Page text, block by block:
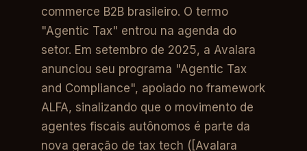
commerce B2B brasileiro. O termo
"Agentic Tax" entrou na agenda do
setor. Em setembro de 2025, a Avalara
anunciou seu programa "Agentic Tax
and Compliance", apoiado no framework
ALFA, sinalizando que o movimento de
agentes fiscais autônomos é parte da
nova geração de tax tech ([Avalara